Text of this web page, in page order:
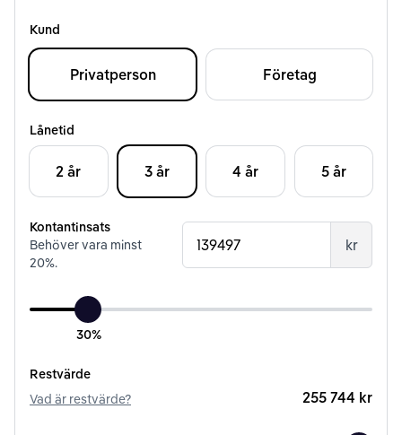
Kund
Privatperson Företag
Lånetid
2 år 3 år 4 år 5 år
Kontantinsats
Behöver vara minst
20%.
kr
30%
Restvärde
Vad är restvärde?
255 744 kr